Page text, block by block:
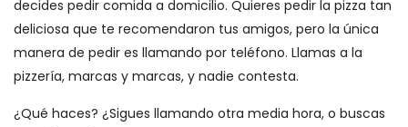
decides pedir comida a domicilio. Quieres pedir la pizza tan
deliciosa que te recomendaron tus amigos, pero la única
manera de pedir es llamando por teléfono. Llamas a la
pizzería, marcas y marcas, y nadie contesta.
¿Qué haces? ¿Sigues llamando otra media hora, o buscas